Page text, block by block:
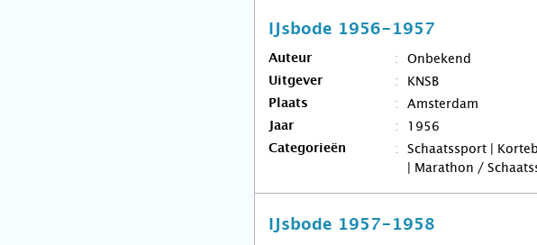
IJsbode 1956-1957
Auteur Onbekend
Uitgever KNSB
Plaats Amsterdam
Jaar 1956
Categorieën
Schaatssport |
| Marathon /
IJsbode 1957-1958